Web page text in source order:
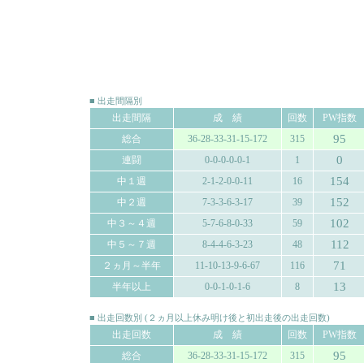
■ 出走間隔別
出走間隔 成 績 回数
PW指数
総合
36-28-33-31-15-172 315 95
連闘 0-0-0-0-0-1 1 0
中１週 2-1-2-0-0-11 16 154
中２週 7-3-3-6-3-17 39 152
中３～４週 5-7-6-8-0-33 59 102
中５～７週 8-4-4-6-3-23 48 112
２ヵ月～半年 11-10-13-9-6-67 116 71
半年以上 0-0-1-0-1-6 8 13
■ 出走回数別 (２ヵ月以上休み明け後と初出走後の出走回数)
出走回数 成 績 回数
PW指数
総合
36-28-33-31-15-172 315 95